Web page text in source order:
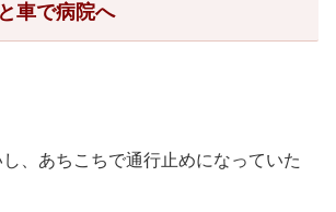
車で病院へ
、あちこちで通行止めになっていた